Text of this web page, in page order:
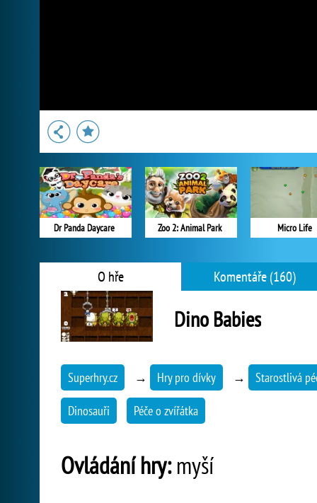
Dr Panda Daycare Zoo 2: Animal Park Micro Life
O hře Komentáře (160)
Dino Babies
Superhry.cz → Hry pro dívky → Starostlivá
Dinosauři Péče o zvířátka
Ovládání hry:myší